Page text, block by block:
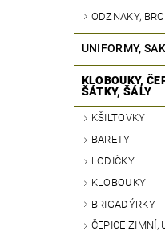
ODZNAKY,
UNIFORMY,
KLOBOUKY,
ŠÁTKY, ŠÁLY
KŠILTOVKY
BARETY
LODIČKY
KLOBOUKY
BRIGADÝRKY
ČEPICE ZIMNÍ,